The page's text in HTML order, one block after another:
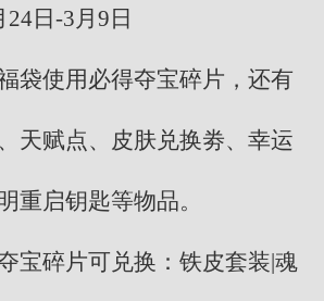
日-3月9日
袋使用必得夺宝碎片，还有
天赋点、皮肤兑换劵、幸运
重启钥匙等物品。
宝碎片可兑换：铁皮套装|魂